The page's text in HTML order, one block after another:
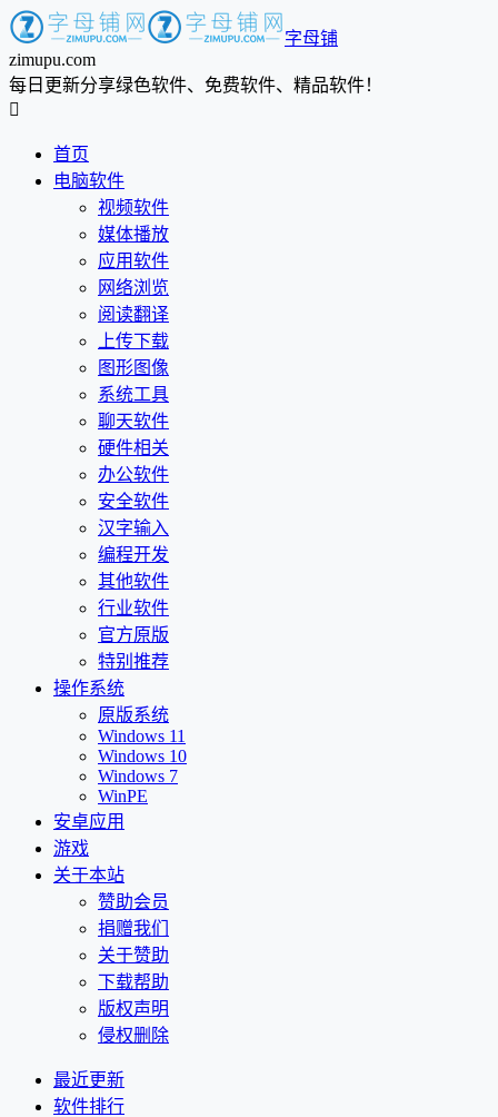
字母铺
zimupu.com
每日更新分享绿色软件、免费软件、精品软件！

首页
电脑软件
视频软件
媒体播放
应用软件
网络浏览
阅读翻译
上传下载
图形图像
系统工具
聊天软件
硬件相关
办公软件
安全软件
汉字输入
编程开发
其他软件
行业软件
官方原版
特别推荐
操作系统
原版系统
Windows 11
Windows 10
Windows 7
WinPE
安卓应用
游戏
关于本站
赞助会员
捐赠我们
关于赞助
下载帮助
版权声明
侵权删除
最近更新
软件排行